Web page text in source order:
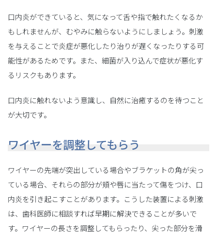
口内炎ができていると、気になって舌や指で触れたくなるか
もしれませんが、むやみに触らないようにしましょう。刺激
を与えることで炎症が悪化したり治りが遅くなったりする可
能性があるためです。また、細菌が入り込んで症状が悪化す
るリスクもあります。
口内炎に触れないよう意識し、自然に治癒するのを待つこと
が大切です。
ワイヤーを調整してもらう
ワイヤーの先端が突出している場合やブラケットの角が尖っ
ている場合、それらの部分が頬や唇に当たって傷をつけ、口
内炎を引き起こすことがあります。こうした装置による刺激
は、歯科医師に相談すれば早期に解決できることが多いで
す。ワイヤーの長さを調整してもらったり、尖った部分を滑